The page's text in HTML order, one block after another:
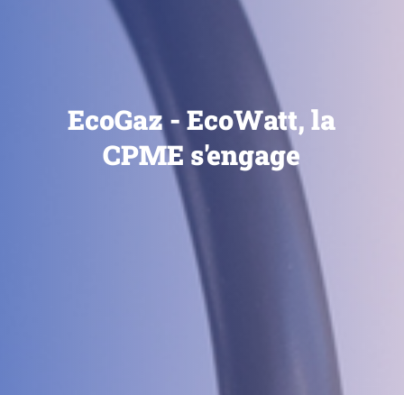
EcoGaz - EcoWatt, la
CPME s'engage